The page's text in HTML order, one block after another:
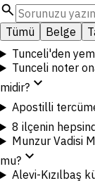
search
Tümü Belge
Tunceli'den
Tunceli noter
midir? expand_more
Apostilli
8 ilçenin
Munzur Vadisi
mu? expand_more
Alevi-Kızılbaş